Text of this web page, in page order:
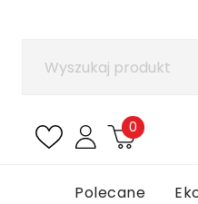
0
Polecane
Aby zapisać produkty
Anuluj